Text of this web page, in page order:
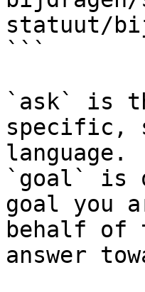
statuut/
```
`ask` is
specific,
language.
`goal` is
goal you
behalf of
answer